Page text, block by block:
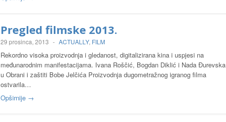
Pregled filmske 2013.
29 prosinca, 2013 - ACTUALLY, FILM
Rekordno visoka proizvodnja i gledanost, digitalizirana kina i uspjesi na
međunarodnim manifestacijama. Ivana Roščić, Bogdan Diklić i Nada Đurevska
u Obrani i zaštiti Bobe Jelčića Proizvodnja dugometražnog igranog filma
ostvarila…
Opširnije →